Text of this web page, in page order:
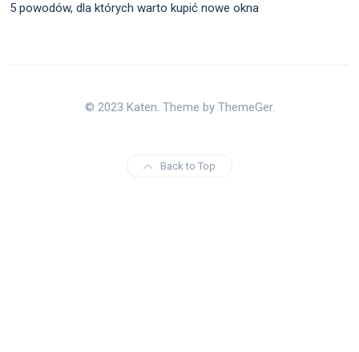
5 powodów, dla których warto kupić nowe okna
© 2023 Katen. Theme by ThemeGer.
Back to Top